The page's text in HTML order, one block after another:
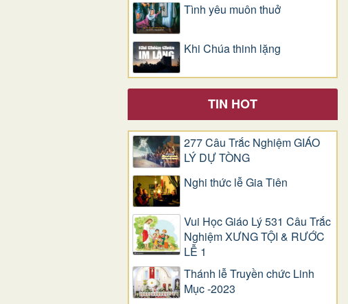
Tình yêu muôn thuở
Khi Chúa thinh lặng
TIN HOT
277 Câu Trắc Nghiệm GIÁO
LÝ DỰ TÒNG
Nghi thức lễ Gia Tiên
Vui Học Giáo Lý 531 Câu Trắc
Nghiệm XƯNG TỘI & RƯỚC
LỄ 1
Thánh lễ Truyền chức Linh
Mục -2023